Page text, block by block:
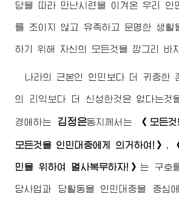
당을 따라 만난시련을 이겨온 우리 인
를 조이지 않고 유족하고 문명한 생활
하기 위해 자신의 모든것을 깡그리 바
나라의 근본인 인민보다 더 귀중한
의 리익보다 더 신성한것은 없다는것
경애하는 김정은동지 께서는 《모든
모든것을 인민대중에게 의거하여!》 ,
민을 위하여 멸사복무하자!》 는 구호
당사업과 당활동을 인민대중을 중심